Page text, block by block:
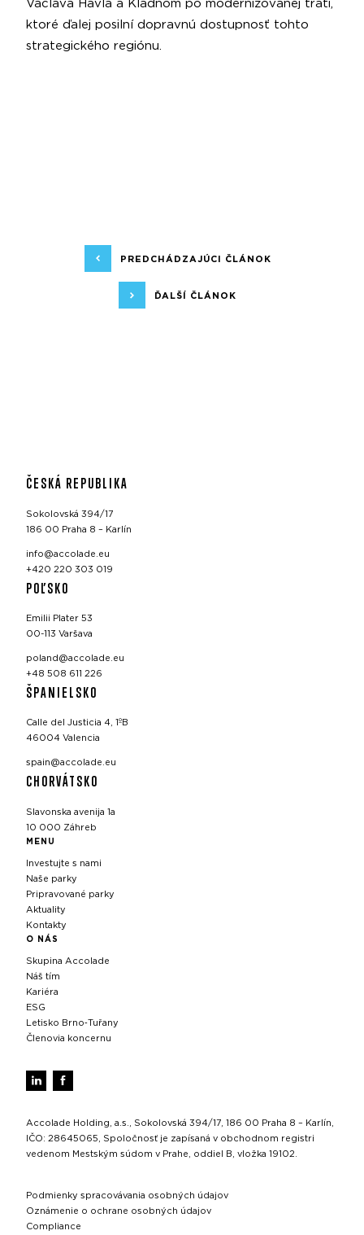
Václava Havla a Kladnom po modernizovanej trati,
ktoré ďalej posilní dopravnú dostupnosť tohto
strategického regiónu.
PREDCHÁDZAJÚCI ČLÁNOK
ĎALŠÍ ČLÁNOK
ČESKÁ REPUBLIKA
Sokolovská 394/17
186 00 Praha 8 – Karlín
info@accolade.eu
+420 220 303 019
POĽSKO
Emilii Plater 53
00-113 Varšava
poland@accolade.eu
+48 508 611 226
ŠPANIELSKO
Calle del Justicia 4, 1ºB
46004 Valencia
spain@accolade.eu
CHORVÁTSKO
Slavonska avenija 1a
10 000 Záhreb
MENU
Investujte s nami
Naše parky
Pripravované parky
Aktuality
Kontakty
O NÁS
Skupina Accolade
Náš tím
Kariéra
ESG
Letisko Brno‑Tuřany
Členovia koncernu
Accolade Holding, a.s., Sokolovská 394/17, 186 00 Praha 8 – Karlín,
IČO: 28645065, Spoločnosť je zapísaná v obchodnom registri
vedenom Mestským súdom v Prahe, oddiel B, vložka 19102.
Podmienky spracovávania osobných údajov
Oznámenie o ochrane osobných údajov
Compliance